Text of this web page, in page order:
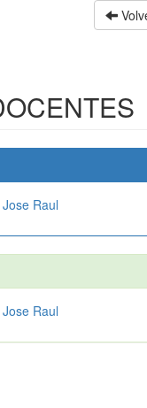
Raul
Raul